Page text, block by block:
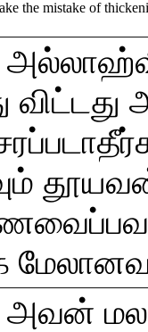
the mistake of
அவன்